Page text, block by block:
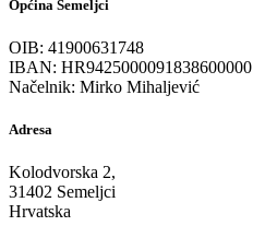
Općina Semeljci
OIB: 41900631748
IBAN: HR9425000091838600000
Načelnik: Mirko Mihaljević
Adresa
Kolodvorska 2,
31402 Semeljci
Hrvatska